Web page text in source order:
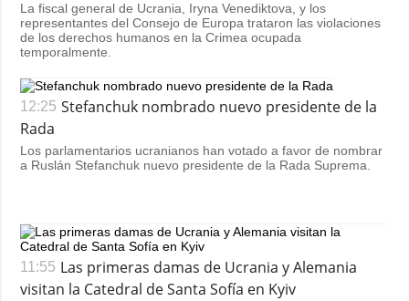
La fiscal general de Ucrania, Iryna Venediktova, y los
representantes del Consejo de Europa trataron las violaciones
de los derechos humanos en la Crimea ocupada
temporalmente.
12:25 Stefanchuk nombrado nuevo presidente de la
Rada
Los parlamentarios ucranianos han votado a favor de nombrar
a Ruslán Stefanchuk nuevo presidente de la Rada Suprema.
11:55 Las primeras damas de Ucrania y Alemania
visitan la Catedral de Santa Sofía en Kyiv